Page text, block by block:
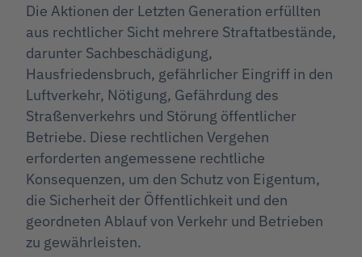
Die Aktionen der Letzten Generation erfüllten
aus rechtlicher Sicht mehrere Straftatbestände,
darunter Sachbeschädigung,
Hausfriedensbruch, gefährlicher Eingriff in den
Luftverkehr, Nötigung, Gefährdung des
Straßenverkehrs und Störung öffentlicher
Betriebe. Diese rechtlichen Vergehen
erforderten angemessene rechtliche
Konsequenzen, um den Schutz von Eigentum,
die Sicherheit der Öffentlichkeit und den
geordneten Ablauf von Verkehr und Betrieben
zu gewährleisten.